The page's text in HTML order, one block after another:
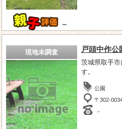
－
現地未調査 戸頭中作公
茨城県取手
す。
公園
〒302-
－